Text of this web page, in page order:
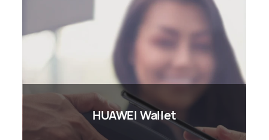
HUAWEI Assistant∙TODAY
HUAWEI Wallet